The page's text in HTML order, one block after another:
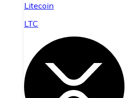
Litecoin
LTC